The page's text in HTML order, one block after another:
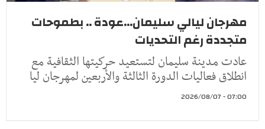
مهرجان ليالي سليمان...عودة .. بطموحات
متجددة رغم التحديات
عادت مدينة سليمان لتستعيد حركيتها الثقافية مع
انطلاق فعاليات الدورة الثالثة والأربعين لمهرجان ليا
07:00 - 2026/08/07